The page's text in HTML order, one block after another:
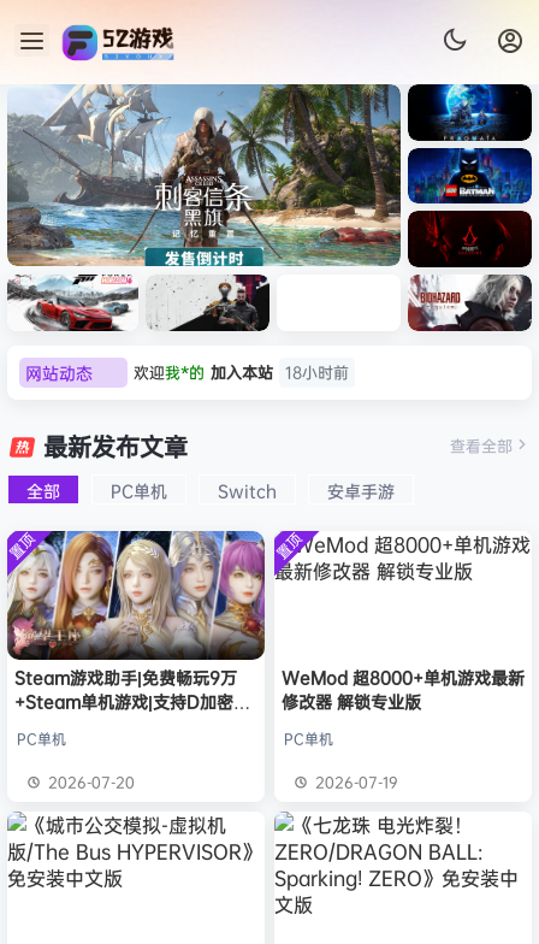
虚拟机版/Assassin’s Creed
HYPERVISOR》免安装中文
版
《识质存
在/PRAG
MATA》
免安装中
文版
《乐高蝙
蝠侠：黑
暗骑士之
Dark
Creed
拟机
速：地平
线
6（Forza
Horizon
6）免安装
中文版
心/Atomi
c
Heart》
文版
n Desert
HYPERVI
SOR）免
安装中文
版
9：安魂
Requiem
）免安装
中文版
网站动态 欢迎我*的 加入本站 18小时前
欢迎 有*酱
e******i
欢迎Q*H 加入本站
8月6日
普洱 签到获取 39 点积分 8月6日
欢迎普洱 加入本站 8月6日
欢迎0**3 加入本站
欢迎c***s 加入本站
欢迎V****y 加入本站
8月6日
欢迎兔**** 加入本站 9小时前
加入本站
17小时前
最新发布文章
全部 PC单机 Switch 安卓手游
查看全部
置顶
Steam游戏助手|免费畅玩9万
+Steam单机游戏|支持D加密以
PC单机
2026-07-20
置顶
WeMod 超8000+单机游戏最新
修改器 解锁专业版
PC单机
2026-07-19